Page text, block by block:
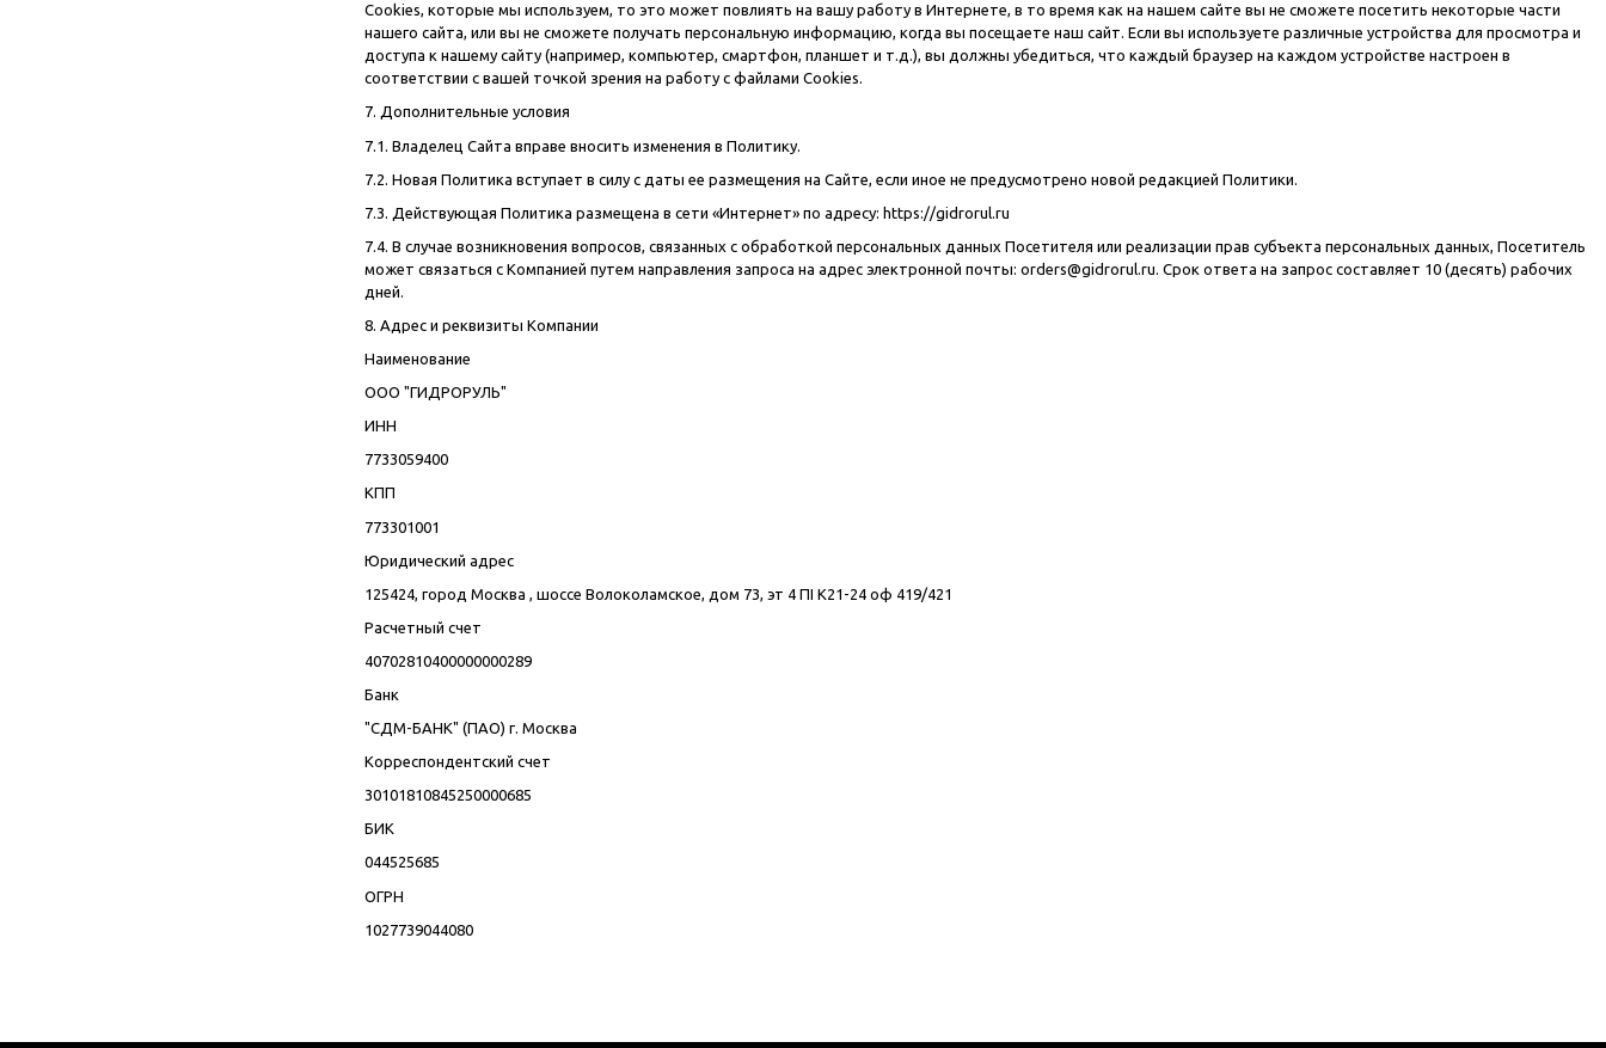
Cookies, которые мы используем, то это может повлиять на вашу работу в Интернете, в то время как на нашем сайте вы не сможете посетить некоторые части
нашего сайта, или вы не сможете получать персональную информацию, когда вы посещаете наш сайт. Если вы используете различные устройства для просмотра и
доступа к нашему сайту (например, компьютер, смартфон, планшет и т.д.), вы должны убедиться, что каждый браузер на каждом устройстве настроен в
соответствии с вашей точкой зрения на работу с файлами Cookies.
7. Дополнительные условия
7.1. Владелец Сайта вправе вносить изменения в Политику.
7.2. Новая Политика вступает в силу с даты ее размещения на Сайте, если иное не предусмотрено новой редакцией Политики.
7.3. Действующая Политика размещена в сети «Интернет» по адресу: https://gidrorul.ru
7.4. В случае возникновения вопросов, связанных с обработкой персональных данных Посетителя или реализации прав субъекта персональных данных, Посетитель
может связаться с Компанией путем направления запроса на адрес электронной почты: orders@gidrorul.ru. Срок ответа на запрос составляет 10 (десять) рабочих
дней.
8. Адрес и реквизиты Компании
Наименование
ООО "ГИДРОРУЛЬ"
ИНН
7733059400
КПП
773301001
Юридический адрес
125424, город Москва , шоссе Волоколамское, дом 73, эт 4 ПI К21-24 оф 419/421
Расчетный счет
40702810400000000289
Банк
"СДМ-БАНК" (ПАО) г. Москва
Корреспондентский счет
30101810845250000685
БИК
044525685
ОГРН
1027739044080